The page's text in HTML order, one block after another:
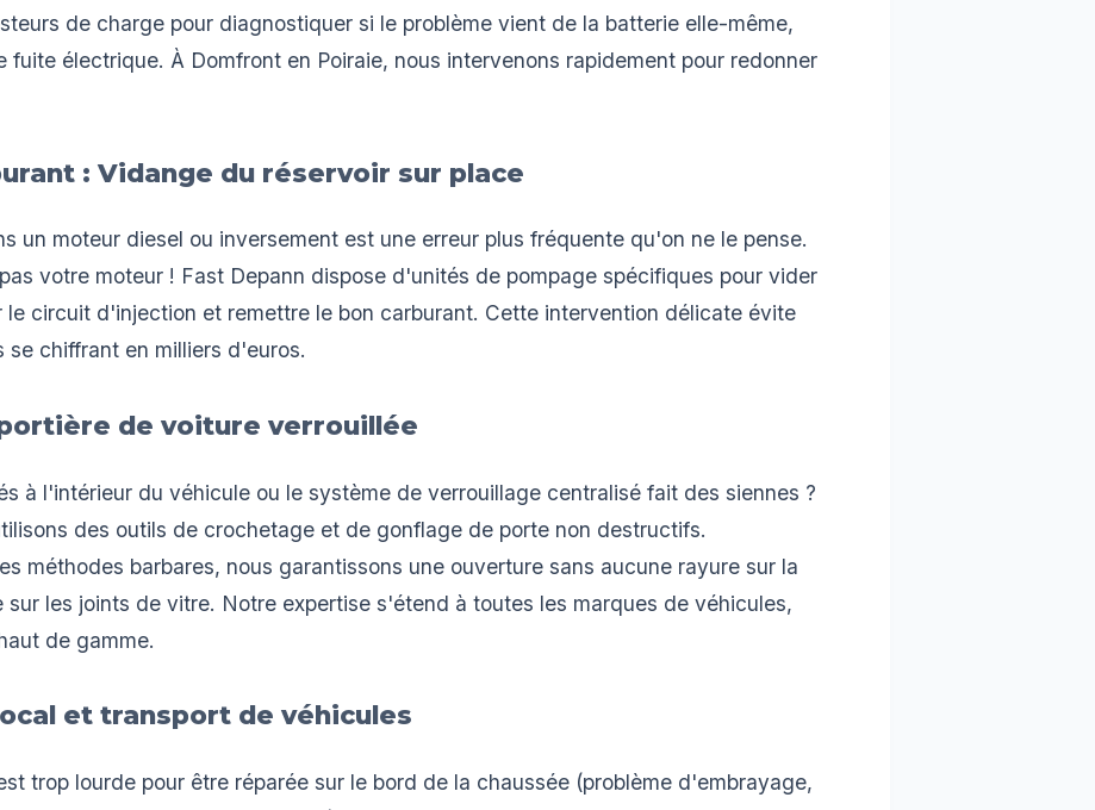
de charge pour diagnostiquer si le problème vient de la batterie elle-même,
fuite électrique. À Domfront en Poiraie, nous intervenons rapidement pour redonner
: Vidange du réservoir sur place
un moteur diesel ou inversement est une erreur plus fréquente qu'on ne le pense.
votre moteur ! Fast Depann dispose d'unités de pompage spécifiques pour vider
le circuit d'injection et remettre le bon carburant. Cette intervention délicate évite
se chiffrant en milliers d'euros.
de voiture verrouillée
à l'intérieur du véhicule ou le système de verrouillage centralisé fait des siennes ?
des outils de crochetage et de gonflage de porte non destructifs.
méthodes barbares, nous garantissons une ouverture sans aucune rayure sur la
sur les joints de vitre. Notre expertise s'étend à toutes les marques de véhicules,
de gamme.
et transport de véhicules
trop lourde pour être réparée sur le bord de la chaussée (problème d'embrayage,